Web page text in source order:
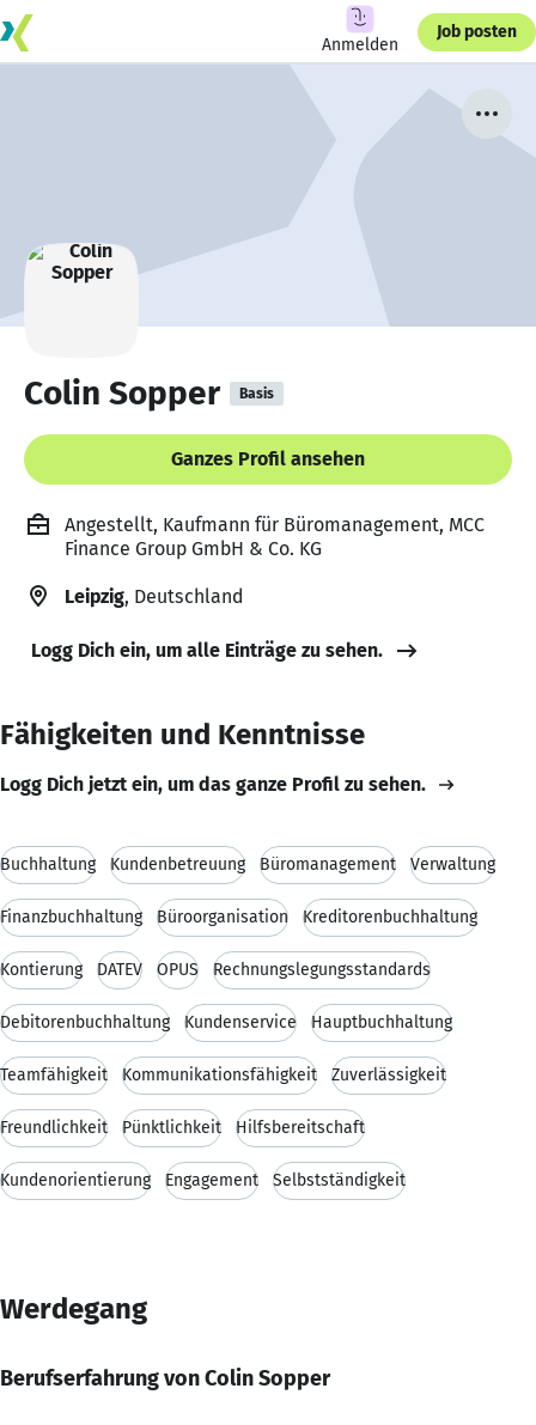
Anmelden
Job posten
Colin Sopper Basis
Ganzes Profil ansehen
Angestellt, Kaufmann für Büromanagement, MCC
Finance Group GmbH & Co. KG
Leipzig, Deutschland
Logg Dich ein, um alle Einträge zu sehen.
Fähigkeiten und Kenntnisse
Logg Dich jetzt ein, um das ganze Profil zu sehen.
Buchhaltung Kundenbetreuung Büromanagement Verwaltung
Finanzbuchhaltung Büroorganisation Kreditorenbuchhaltung
Kontierung DATEV OPUS Rechnungslegungsstandards
Debitorenbuchhaltung Kundenservice Hauptbuchhaltung
Teamfähigkeit Kommunikationsfähigkeit Zuverlässigkeit
Freundlichkeit Pünktlichkeit Hilfsbereitschaft
Kundenorientierung Engagement Selbstständigkeit
Werdegang
Berufserfahrung von Colin Sopper